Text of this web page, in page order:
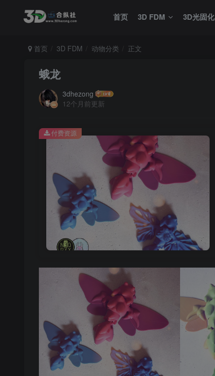
首页 3D FDM 3D光固化
首页 3D FDM 动物分类 正文
蛾龙
3dhezong
12个月前更新
付费资源